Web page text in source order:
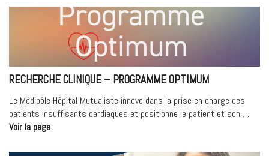
de
Mathieu,
chargés
de
formation »
RECHERCHE CLINIQUE – PROGRAMME OPTIMUM
Le Médipôle Hôpital Mutualiste innove dans la prise en charge des
patients insuffisants cardiaques et positionne le patient et son …
Voir la page« RECHERCHE
–